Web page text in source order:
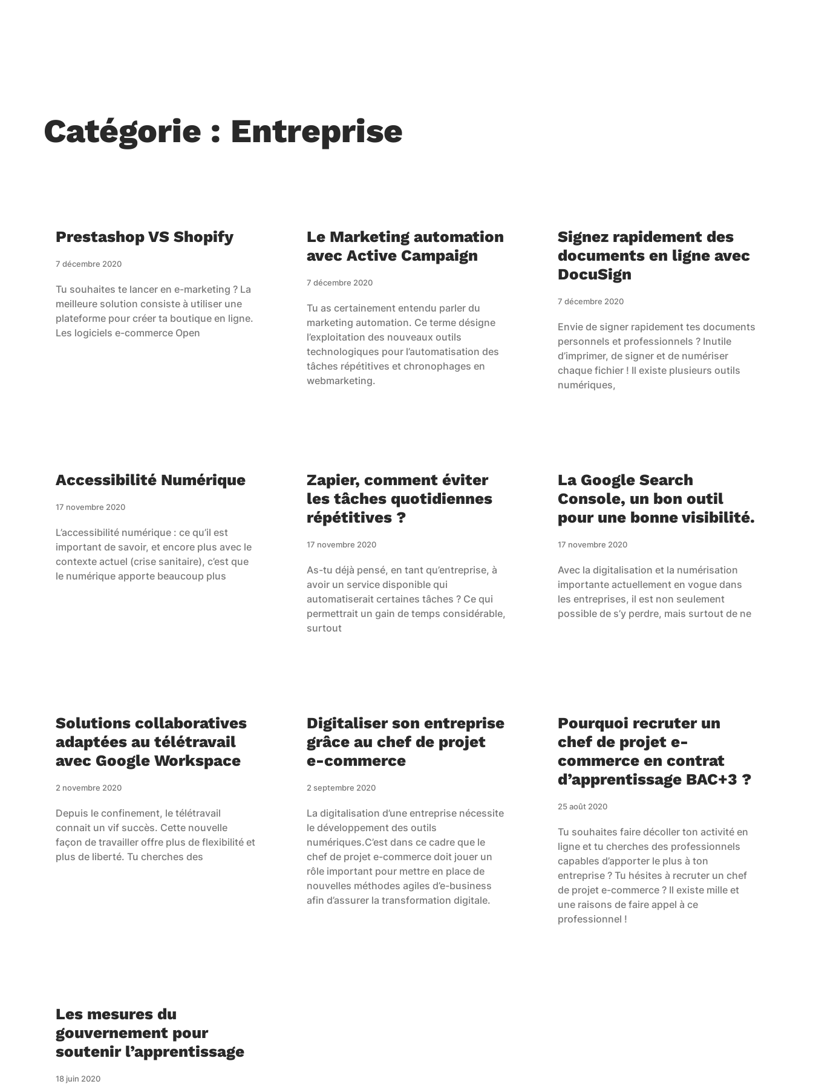
Catégorie : Entreprise
Prestashop VS Shopify
7 décembre 2020
Tu souhaites te lancer en e-marketing ? La
meilleure solution consiste à utiliser une
plateforme pour créer ta boutique en ligne.
Les logiciels e-commerce Open
Le Marketing automation
avec Active Campaign
7 décembre 2020
Tu as certainement entendu parler du
marketing automation. Ce terme désigne
l’exploitation des nouveaux outils
technologiques pour l’automatisation des
tâches répétitives et chronophages en
webmarketing.
Signez rapidement des
documents en ligne avec
DocuSign
7 décembre 2020
Envie de signer rapidement tes documents
personnels et professionnels ? Inutile
d’imprimer, de signer et de numériser
chaque fichier ! Il existe plusieurs outils
numériques,
Accessibilité Numérique
17 novembre 2020
L’accessibilité numérique : ce qu’il est
important de savoir, et encore plus avec le
contexte actuel (crise sanitaire), c’est que
le numérique apporte beaucoup plus
Zapier, comment éviter
les tâches quotidiennes
répétitives ?
17 novembre 2020
As-tu déjà pensé, en tant qu’entreprise, à
avoir un service disponible qui
automatiserait certaines tâches ? Ce qui
permettrait un gain de temps considérable,
surtout
La Google Search
Console, un bon outil
pour une bonne visibilité.
17 novembre 2020
Avec la digitalisation et la numérisation
importante actuellement en vogue dans
les entreprises, il est non seulement
possible de s’y perdre, mais surtout de ne
Solutions collaboratives
adaptées au télétravail
avec Google Workspace
2 novembre 2020
Depuis le confinement, le télétravail
connait un vif succès. Cette nouvelle
façon de travailler offre plus de flexibilité et
plus de liberté. Tu cherches des
Digitaliser son entreprise
grâce au chef de projet
e-commerce
2 septembre 2020
La digitalisation d’une entreprise nécessite
le développement des outils
numériques.C’est dans ce cadre que le
chef de projet e-commerce doit jouer un
rôle important pour mettre en place de
nouvelles méthodes agiles d’e-business
afin d’assurer la transformation digitale.
Pourquoi recruter un
chef de projet e-
commerce en contrat
d’apprentissage BAC+3 ?
25 août 2020
Tu souhaites faire décoller ton activité en
ligne et tu cherches des professionnels
capables d’apporter le plus à ton
entreprise ? Tu hésites à recruter un chef
de projet e-commerce ? Il existe mille et
une raisons de faire appel à ce
professionnel !
Les mesures du
gouvernement pour
soutenir l’apprentissage
18 juin 2020